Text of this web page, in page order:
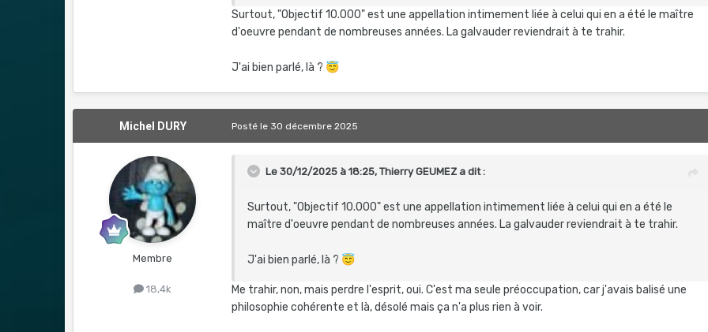
Je demande ça aussi par respect pour ce que j'ai créé et qui est devenu tout à fait un
autre concept, disons que ça me met un peu mal à l'aise...
Thanks d'avance, mais bien sûr vous faites ce que vous voulez, je ne voudrais pas être
Surtout, "Objectif 10.000" est une appellation intimement liée à celui qui en a été le maître
d'oeuvre pendant de nombreuses années. La galvauder reviendrait à te trahir.
J'ai bien parlé, là ? 😇
Michel DURY
Membre
18,4k
Postéle 30 décembre 2025
Le 30/12/2025 à 18:25,Thierry GEUMEZ a dit :
Surtout, "Objectif 10.000" est une appellation intimement liée à celui qui en a été le
maître d'oeuvre pendant de nombreuses années. La galvauder reviendrait à te trahir.
J'ai bien parlé, là ? 😇
Me trahir, non, mais perdre l'esprit, oui. C'est ma seule préoccupation, car j'avais balisé une
philosophie cohérente et là, désolé mais ça n'a plus rien à voir.